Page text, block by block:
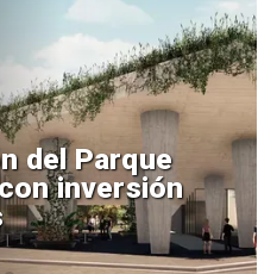
del Parque
inversión